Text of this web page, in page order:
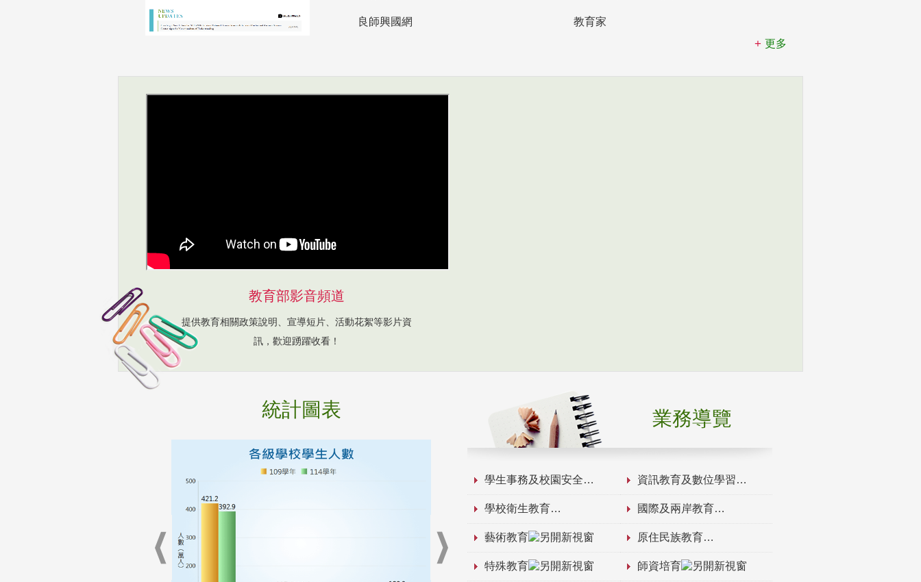
良師興國網
教育家
更多
教育部影音頻道
提供教育相關政策說明、宣導短片、活動花絮等影片資
訊，歡迎踴躍收看！
統計圖表 業務導覽
學生事務及校園安全 資訊教育及數位學習
學校衛生教育 國際及兩岸教育
藝術教育 原住民族教育
特殊教育 師資培育